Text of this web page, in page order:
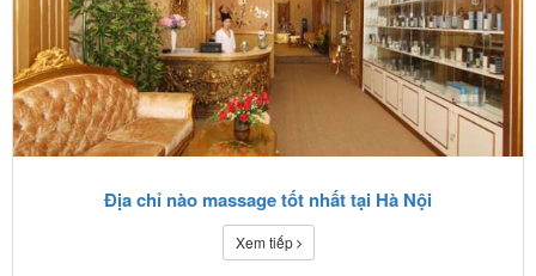
Địa chỉ nào massage tốt nhất tại Hà Nội
Xem tiếp